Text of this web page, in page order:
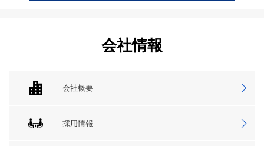
会社情報
会社概要
採用情報